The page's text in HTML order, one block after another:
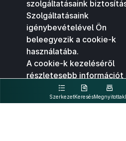
SzerkezetKeresésMegnyitottak
szolgáltatásaink
Szolgáltatásaink
igénybevételével Ön
beleegyezik a cookie-k
használatába.
A cookie-k kezeléséről
részletesebb információt
kattintva olvashat.